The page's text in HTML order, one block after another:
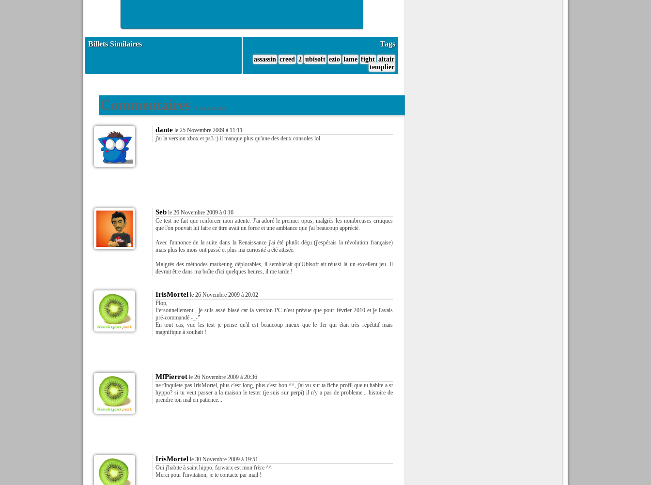
Billets Similaires Tags
assassin creed 2 ubisoft ezio lame fight altair
templier
Commentaires 8 commentaires
dante le 25 Novembre 2009 à 11:11
j'ai la version xbox et ps3 :) il manque plus qu'une des deux consoles lol
Seb le 26 Novembre 2009 à 0:16
Ce test ne fait que renforcer mon attente. J'ai adoré le premier opus, malgrès les nombreuses critiques
que l'on pouvait lui faire ce titre avait un force et une ambiance que j'ai beaucoup apprécié.
Avec l'annonce de la suite dans la Renaissance j'ai été plutôt déçu (j'espérais la révolution française)
mais plus les mois ont passé et plus ma curiosité a été attisée.
Malgrès des méthodes marketing déplorables, il semblerait qu'Ubisoft ait réussi là un excellent jeu. Il
devrait être dans ma boîte d'ici quelques heures, il me tarde !
IrisMortel le 26 Novembre 2009 à 20:02
Plop,
Personnellement , je suis assé blasé car la version PC n'est prévue que pour février 2010 et je l'avais
pré-commandé -_-"
En tout cas, vue les test je pense qu'il est beaucoup mieux que le 1er qui était très répétitif mais
magnifique à souhait !
MfPierrot le 26 Novembre 2009 à 20:36
ne t'inquiete pas IrisMortel, plus c'est long, plus c'est bon ^^, j'ai vu sur ta fiche profil que tu habite a st
hyppo? si tu veut passer a la maison le tester (je suis sur perpi) il n'y a pas de probleme... histoire de
prendre ton mal en patience...
IrisMortel le 30 Novembre 2009 à 19:51
Oui j'habite à saint hippo, farwarx est mon frère ^^
Merci pour l'invitation, je te contacte par mail !